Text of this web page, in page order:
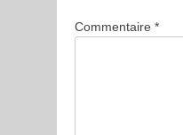
Commentaire *